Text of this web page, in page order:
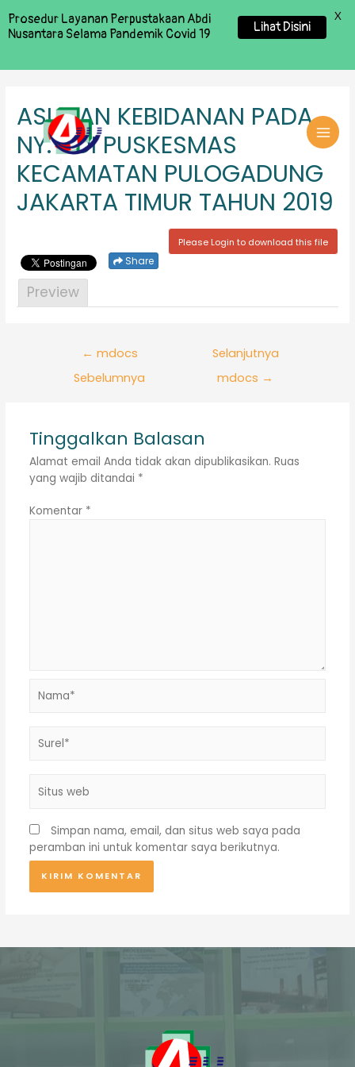
ASUHAN KEBIDANAN PADA
NY. L DI PUSKESMAS
KECAMATAN PULOGADUNG
JAKARTA TIMUR TAHUN 2019
Please Login to download this file
Share
Preview
← mdocs
Sebelumnya
Selanjutnya
mdocs →
Tinggalkan Balasan
Alamat email Anda tidak akan dipublikasikan. Ruas
yang wajib ditandai *
Komentar *
web
Simpan nama, email, dan situs web saya pada
peramban ini untuk komentar saya berikutnya.
Prosedur Layanan Perpustakaan Abdi
Nusantara Selama Pandemik Covid 19
Lihat Disini
X